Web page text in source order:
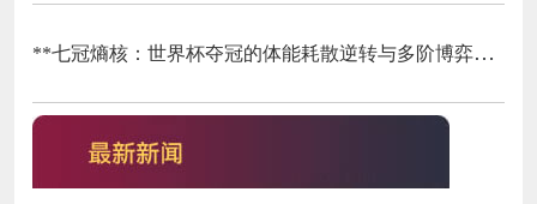
**七冠熵核：世界杯夺冠的体能耗散逆转与多阶博弈论**